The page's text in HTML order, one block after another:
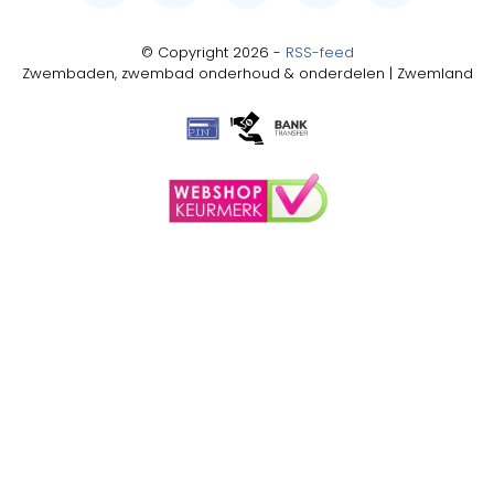
© Copyright 2026 - RSS-feed
Zwembaden, zwembad onderhoud & onderdelen | Zwemland